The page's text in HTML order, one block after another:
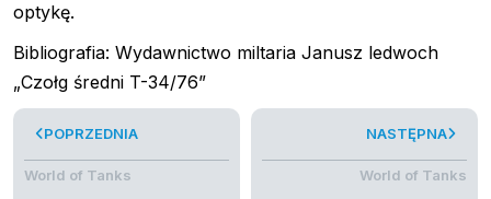
optykę.
Bibliografia: Wydawnictwo miltaria Janusz ledwoch
„Czołg średni T-34/76”
POPRZEDNIA
World of Tanks
NASTĘPNA
World of Tanks